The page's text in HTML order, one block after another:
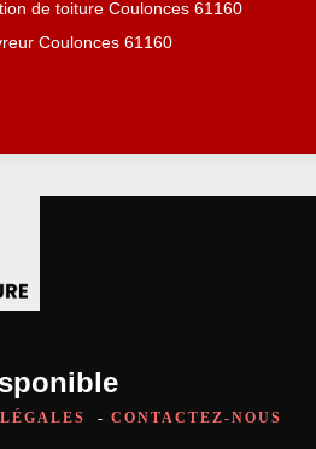
de toiture Coulonces 61160
Coulonces 61160
- CONTACTEZ-NOUS